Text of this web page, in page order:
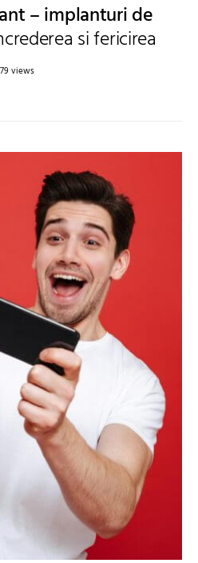
– implanturi de
si fericirea
views